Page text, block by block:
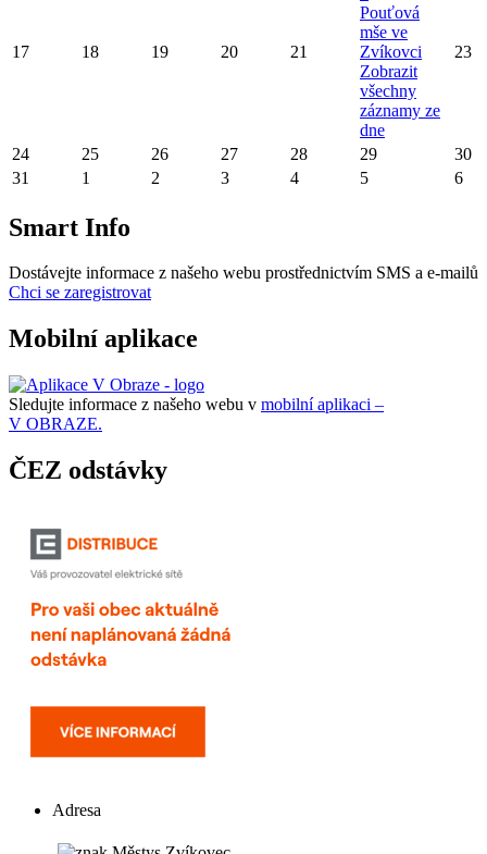
17 18 19 20 21
Pouťová
mše ve
Zvíkovci
Zobrazit
všechny
záznamy ze
dne
23
24 25 26 27 28 29
30
31
1 2 3 4 5 6
Smart Info
Dostávejte informace z našeho webu prostřednictvím SMS a e-mailů
Chci se zaregistrovat
Mobilní aplikace
Sledujte informace z našeho webu v mobilní aplikaci –
V OBRAZE.
ČEZ odstávky
Adresa